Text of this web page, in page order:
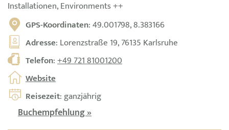
Installationen, Environments ++
GPS-Koordinaten: 49.001798, 8.383166
Adresse: Lorenzstraße 19, 76135 Karlsruhe
Telefon:+49 721 81001200
Website
Reisezeit: ganzjährig
Buchempfehlung »